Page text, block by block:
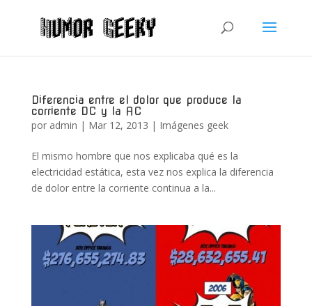
Diferencia entre el dolor que produce la
corriente DC y la AC
por admin | Mar 12, 2013 | Imágenes geek
El mismo hombre que nos explicaba qué es la
electricidad estática, esta vez nos explica la diferencia
de dolor entre la corriente continua a la...